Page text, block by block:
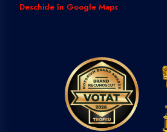
Deschide în Google Maps